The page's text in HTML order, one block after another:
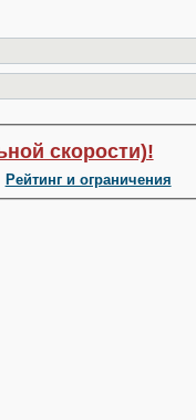
скорости)!
Рейтинг и ограничения